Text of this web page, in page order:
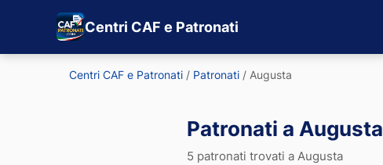
Centri CAF e Patronati
Centri CAF e Patronati / Patronati / Augusta
Patronati a Augusta
5 patronati trovati a Augusta